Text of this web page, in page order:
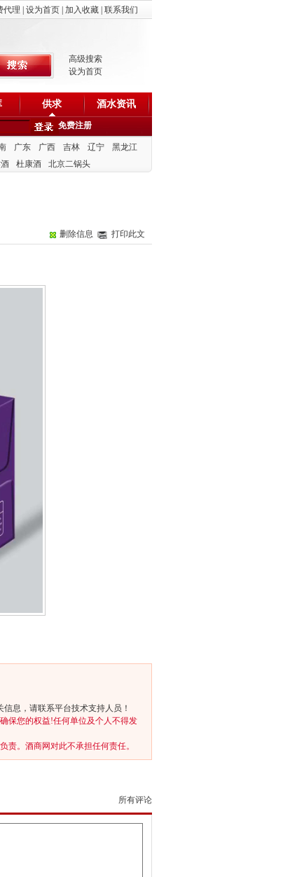
代理 设为首页 加入收藏 联系我们
高级搜索
设为首页
供求 酒水资讯
免费注册
广东 广西 吉林 辽宁
黑龙江
杜康酒 北京二锅头
删除信息 打印此文
息，请联系平台技术支持人员！
保您的权益!任何单位及个人不得发
责。酒商网对此不承担任何责任。
所有评论